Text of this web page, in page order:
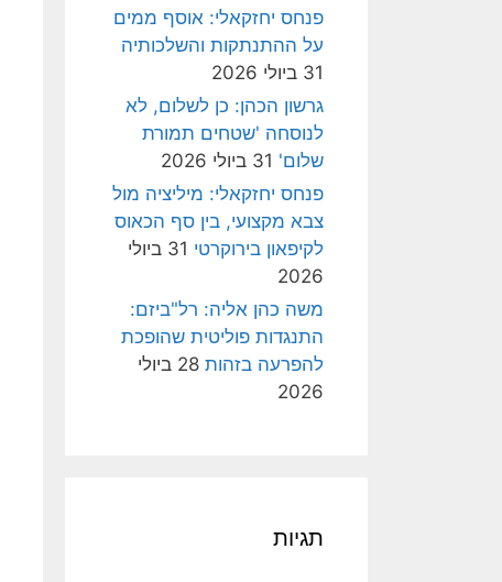
פנחס יחזקאלי: אוסף ממים
על ההתנתקות והשלכותיה
31 ביולי 2026
גרשון הכהן: כן לשלום, לא
לנוסחה 'שטחים תמורת
שלום' 31 ביולי 2026
פנחס יחזקאלי: מיליציה מול
צבא מקצועי, בין סף הכאוס
לקיפאון בירוקרטי
31 ביולי
2026
משה כהן אליה: רל"ביזם:
התנגדות פוליטית שהופכת
להפרעה בזהות
28 ביולי
2026
תגיות